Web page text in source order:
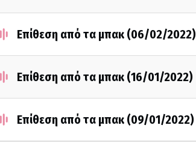
Επίθεση από τα μπακ (06/02/2022)
Επίθεση από τα μπακ (16/01/2022)
Επίθεση από τα μπακ (09/01/2022)